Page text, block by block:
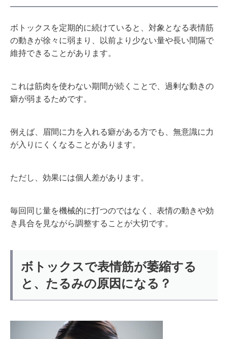
ボトックスを定期的に続けていると、対象となる表情筋
の動きが徐々に弱まり、以前より少ない量や長い間隔で
維持できることがあります。
これは筋肉を使わない期間が続くことで、過剰な動きの
癖が弱まるためです。
例えば、眉間に力を入れる癖がある方でも、無意識に力
が入りにくくなることがあります。
ただし、効果には個人差があります。
毎回同じ量を機械的に打つのではなく、表情の動きや効
き具合を見ながら調整することが大切です。
ボトックスで表情筋が萎縮する
と、たるみの原因になる？